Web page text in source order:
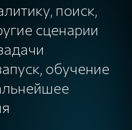
поиск,
сценарии
обучение